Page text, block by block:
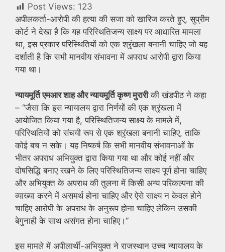
Post Views: 123
अपीलकर्ता-आरोपी की हत्या की सजा को खारिज करते हुए, सुप्रीम
कोर्ट ने देखा है कि यह परिस्थितिजन्य साक्ष्य पर आधारित मामला
था, इस प्रकार परिस्थितियों को एक श्रृंखला बनानी चाहिए जो यह
दर्शाती है कि सभी मानवीय संभावना में अपराध आरोपी द्वारा किया
गया था।
न्यायमूर्ति एमआर शाह और न्यायमूर्ति कृष्ण मुरारीकी खंडपीठ ने कहा
– “जैसा कि इस न्यायालय द्वारा निर्णयों की एक श्रृंखला में
आयोजित किया गया है, परिस्थितिजन्य साक्ष्य के मामले में,
परिस्थितियों को संचयी रूप से एक श्रृंखला बनानी चाहिए, ताकि
कोई बच न सके। यह निष्कर्ष कि सभी मानवीय संभावनाओं के
भीतर अपराध अभियुक्त द्वारा किया गया था और कोई नहीं और
दोषसिद्धि बनाए रखने के लिए परिस्थितिजन्य साक्ष्य पूर्ण होना चाहिए
और अभियुक्त के अपराध की तुलना में किसी अन्य परिकल्पना की
व्याख्या करने में असमर्थ होना चाहिए और ऐसे साक्ष्य न केवल होने
चाहिए आरोपी के अपराध के अनुरूप होना चाहिए लेकिन उसकी
बेगुनाही के साथ असंगत होना चाहिए।”
इस मामले में अपीलार्थी-अभियुक्त ने राजस्थान उच्च न्यायालय के